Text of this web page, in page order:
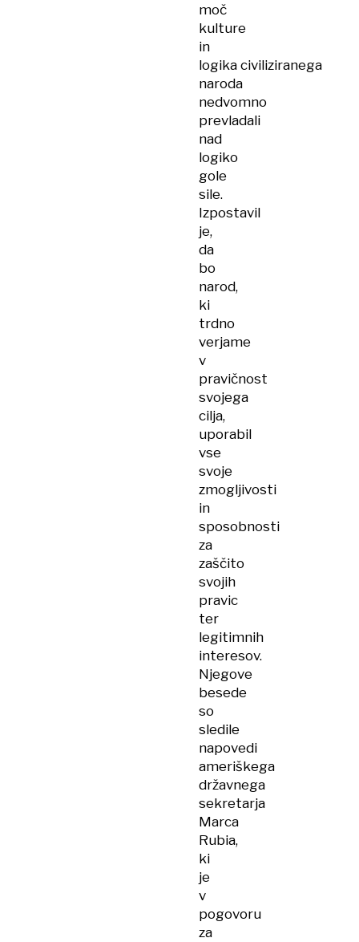
moč
kulture
in
logika civiliziranega
naroda
nedvomno
prevladali
nad
logiko
gole
sile.
Izpostavil
je,
da
bo
narod,
ki
trdno
verjame
v
pravičnost
svojega
cilja,
uporabil
vse
svoje
zmogljivosti
in
sposobnosti
za
zaščito
svojih
pravic
ter
legitimnih
interesov.
Njegove
besede
so
sledile
napovedi
ameriškega
državnega
sekretarja
Marca
Rubia,
ki
je
v
pogovoru
za